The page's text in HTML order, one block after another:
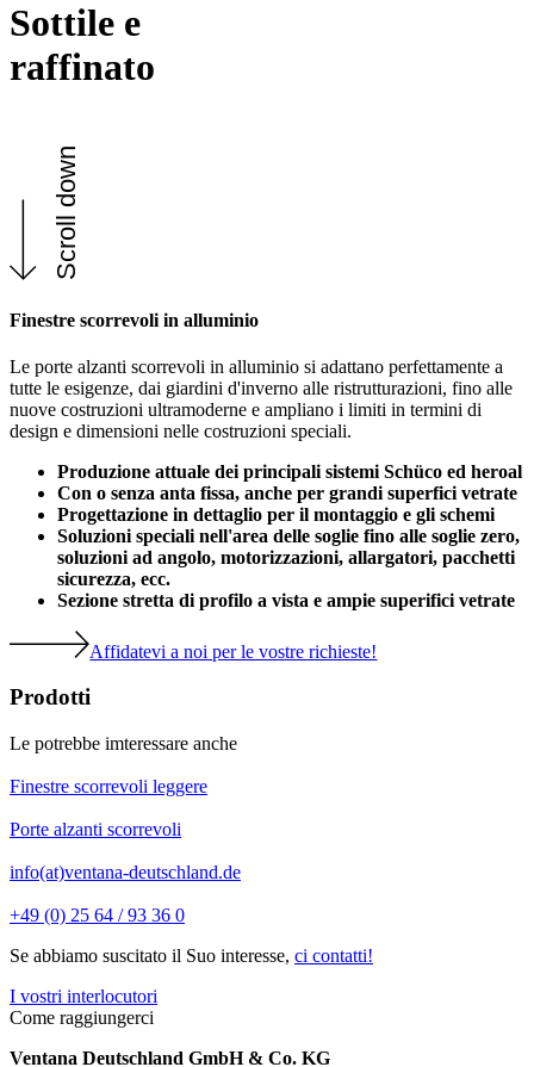
Sottile e
raffinato
Scroll down
Finestre scorrevoli in alluminio
Le porte alzanti scorrevoli in alluminio si adattano perfettamente a
tutte le esigenze, dai giardini d'inverno alle ristrutturazioni, fino alle
nuove costruzioni ultramoderne e ampliano i limiti in termini di
design e dimensioni nelle costruzioni speciali.
Produzione attuale dei principali sistemi Schüco ed heroal
Con o senza anta fissa, anche per grandi superfici vetrate
Progettazione in dettaglio per il montaggio e gli schemi
Soluzioni speciali nell'area delle soglie fino alle soglie zero,
soluzioni ad angolo, motorizzazioni, allargatori, pacchetti
sicurezza, ecc.
Sezione stretta di profilo a vista e ampie superifici vetrate
Affidatevi a noi per le vostre richieste!
Prodotti
Le potrebbe imteressare anche
Finestre scorrevoli leggere
Porte alzanti scorrevoli
info(at)ventana-deutschland.de
+49 (0) 25 64 / 93 36 0
Se abbiamo suscitato il Suo interesse, ci contatti!
I vostri interlocutori
Come raggiungerci
Ventana Deutschland GmbH & Co. KG